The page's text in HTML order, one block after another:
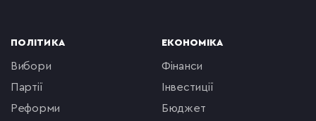
ПОЛІТИКА
вибори
партії
реформи
ЕКОНОМІКА
фінанси
інвестиції
бюджет